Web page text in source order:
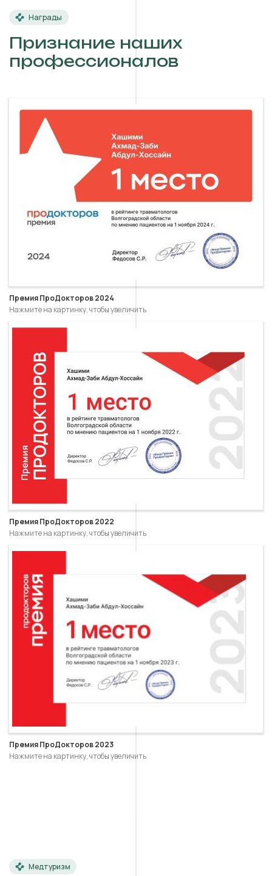
Награды
Признание наших
профессионалов
Премия ПроДокторов 2024
Нажмите на картинку, чтобы увеличить
Премия ПроДокторов 2022
Нажмите на картинку, чтобы увеличить
Премия ПроДокторов 2023
Нажмите на картинку, чтобы увеличить
Медтуризм